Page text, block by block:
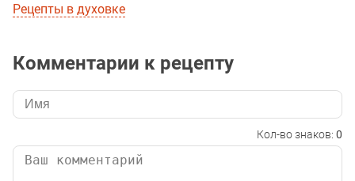
Рецепты в духовке
Комментарии к рецепту
Кол-во знаков: 0